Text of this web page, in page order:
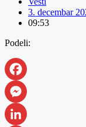
3. decembar
09:53
Podeli:
Facebook
Messenger